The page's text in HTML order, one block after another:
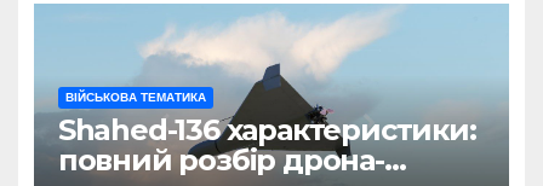
ВІЙСЬКОВА ТЕМАТИКА
Shahed-136 характеристики:
повний розбір дрона-